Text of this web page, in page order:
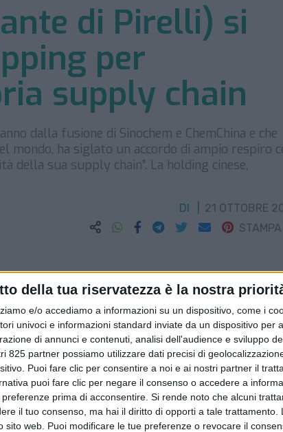
della tua riservatezza è la nostra
e/o accediamo a informazioni su un dispositivo, come i
univoci e informazioni standard inviate da un dispositivo per
di annunci e contenuti, analisi dell'audience e sviluppo
825 partner possiamo utilizzare dati precisi di
Puoi fare clic per consentire a noi e ai nostri partner il
puoi fare clic per negare il consenso o accedere a
prima di acconsentire. Si rende noto che alcuni
il tuo consenso, ma hai il diritto di opporti a tale trattamento.
sito web. Puoi modificare le tue preferenze o revocare il
di Pirelli) si
per
supply chain
dalla fusione di Sinochem e ChemChina e che
mondo, ha siglato un accordo di ampio respiro
della sua supply chain”. La holding cinese,
DI
21 OTTOBRE
STAMPA